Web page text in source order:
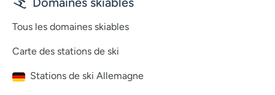
Tous les domaines skiables
Carte des stations de ski
Stations de ski Allemagne